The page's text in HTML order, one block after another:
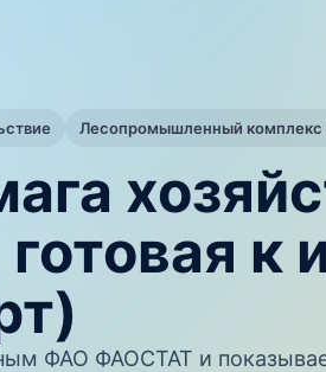
Лесопромышленный комплекс
к
ФАО ФАОСТАТ и